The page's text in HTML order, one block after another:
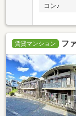
コン♪
賃貸マンション フ